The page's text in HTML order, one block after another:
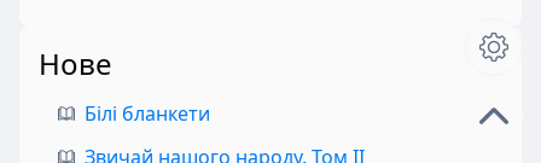
Нове
Білі бланкети
Звичай нашого народу. Том II